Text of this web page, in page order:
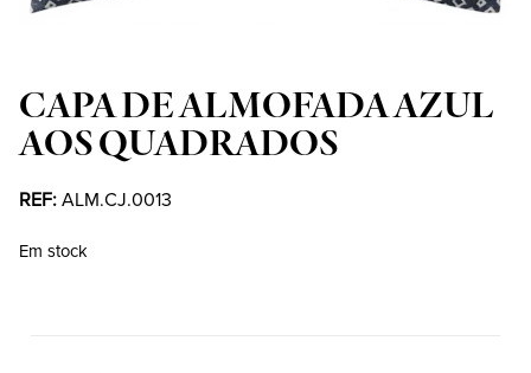
CAPA DE ALMOFADA AZUL
AOS QUADRADOS
REF: ALM.CJ.0013
Em stock